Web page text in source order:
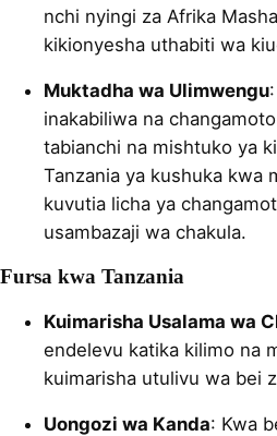
nchi nyingi za Afrika
kikionyesha uthabiti wa
Muktadha wa Ulimwengu
inakabiliwa na
tabianchi na mishtuko ya
Tanzania ya kushuka kwa
kuvutia licha ya
usambazaji wa chakula.
Fursa kwa Tanzania
Kuimarisha Usalama wa
endelevu katika kilimo na
kuimarisha utulivu wa bei
Uongozi wa Kanda: Kwa